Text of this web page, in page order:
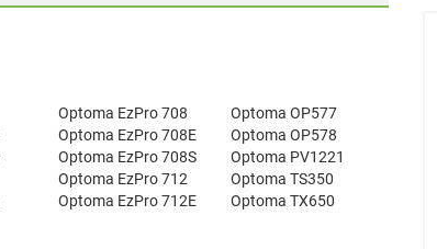
Optoma EzPro 708
Optoma EzPro 708E
Optoma EzPro 708S
Optoma EzPro 712
Optoma EzPro 712E
Optoma OP577
Optoma OP578
Optoma PV1221
Optoma TS350
Optoma TX650